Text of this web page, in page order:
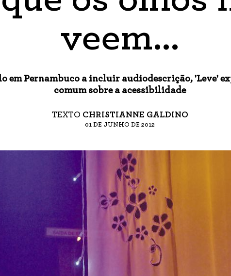
veem...
em Pernambuco a incluir audiodescrição, 'Leve'
comum sobre a acessibilidade
TEXTO CHRISTIANNE GALDINO
01 DE JUNHO DE 2012